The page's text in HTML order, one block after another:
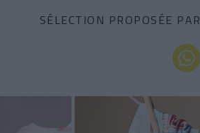
SÉLECTION PROPOSÉE PAR